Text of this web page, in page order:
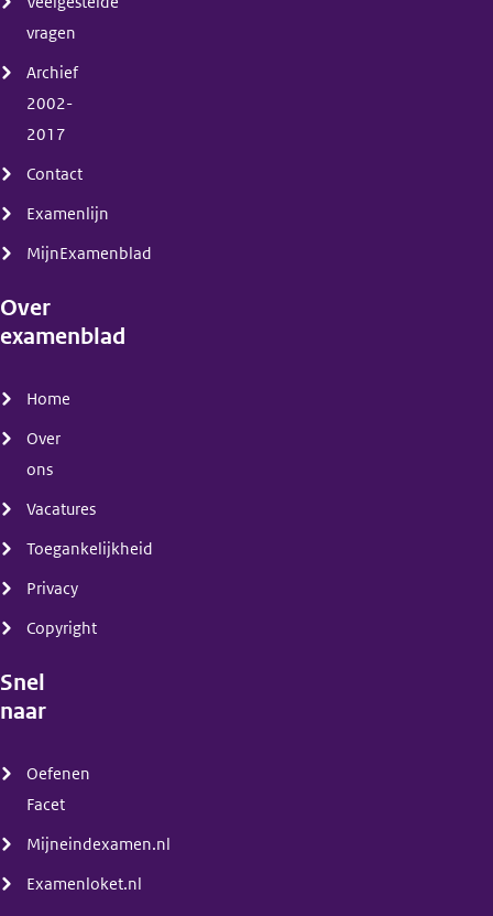
vragen
Archief
2002-
2017
Contact
Examenlijn
MijnExamenblad
Over
examenblad
Home
Over
ons
Vacatures
Toegankelijkheid
Privacy
Copyright
Snel
naar
Oefenen
Facet
Mijneindexamen.nl
Examenloket.nl